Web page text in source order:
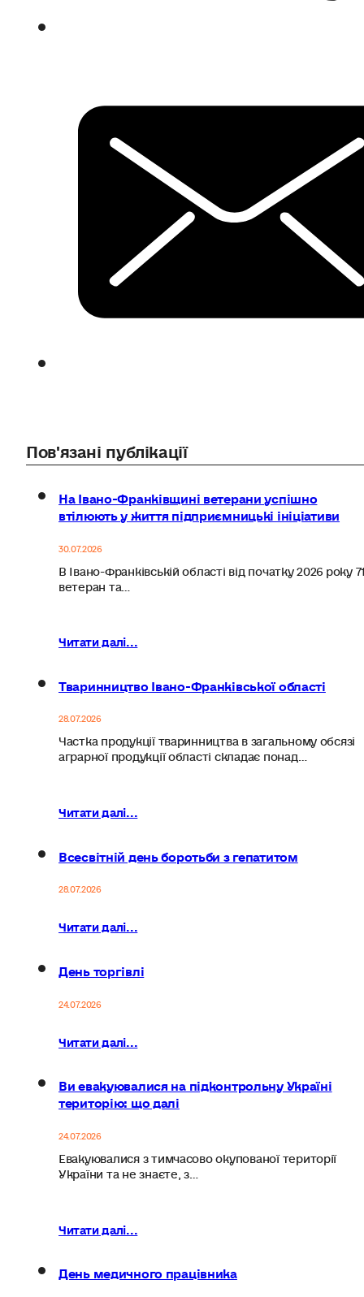
Пов'язані публікації
На Івано-Франківщині ветерани успішно
втілюють у життя підприємницькі ініціативи
30.07.2026
В Івано-Франківській області від початку 2026 року
ветеран та…
Читати далі...
Тваринництво Івано-Франківської області
28.07.2026
Частка продукції тваринництва в загальному обсязі
аграрної продукції області складає понад…
Читати далі...
Всесвітній день боротьби з гепатитом
28.07.2026
Читати далі...
День торгівлі
24.07.2026
Читати далі...
Ви евакуювалися на підконтрольну Україні
територію: що далі
24.07.2026
Евакуювалися з тимчасово окупованої території
України та не знаєте, з…
Читати далі...
День медичного працівника